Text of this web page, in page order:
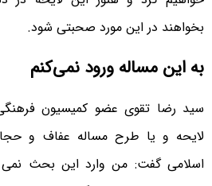
بخواهند در این مورد صحبتی شود.
به این مساله ورود نمی‌کنم
سید رضا تقوی عضو کمیسیون
لایحه و یا طرح مساله عفاف و
اسلامی گفت:‌ من وارد این بحث